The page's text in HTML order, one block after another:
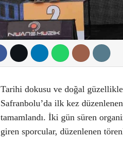
Tarihi dokusu ve doğal
Safranbolu’da ilk kez
tamamlandı. İki gün süren
giren sporcular, düzenlenen